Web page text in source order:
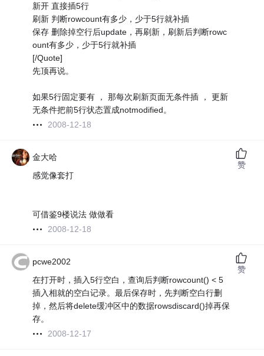
新开 直接插5行
刷新 判断rowcount有多少，少于5行就补插
保存 删除掉空行后update，再刷新，刷新后判断rowc
ount有多少，少于5行就补插
[/Quote]
先顶再说。
如果5行固定要有 ， 那每次刷新页面无条件插 ， 更新
无条件把前5行状态置成notmodified。
2008-12-18
金大哈
感觉像套打
可借鉴9楼说法 做做看
2008-12-18
赞
pcwe2002
在打开时，插入5行空白，查询后判断rowcount() < 5
插入相就的空白记录。最后保存时，先判断空白行删
掉，然后将delete缓冲区中的数据rowsdiscard()掉再保
存。
2008-12-17
赞